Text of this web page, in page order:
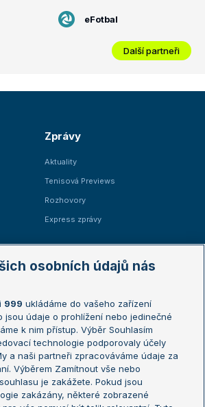
eFotbal
Další partneři
Zprávy
Aktuality
Tenisová Previews
Rozhovory
Express zprávy
Australian Open
French Open
Wimbledon
US Open
Turnaj mistrů
Turnaj mistryň
osobních údajů nás
999 ukládáme do vašeho zařízení
jsou údaje o prohlížení nebo jedinečné
k nim přístup. Výběr Souhlasím
technologie podporovaly účely
a naši partneři zpracováváme údaje za
Výběrem Zamítnout vše nebo
je zakážete. Pokud jsou
zakázány, některé zobrazené